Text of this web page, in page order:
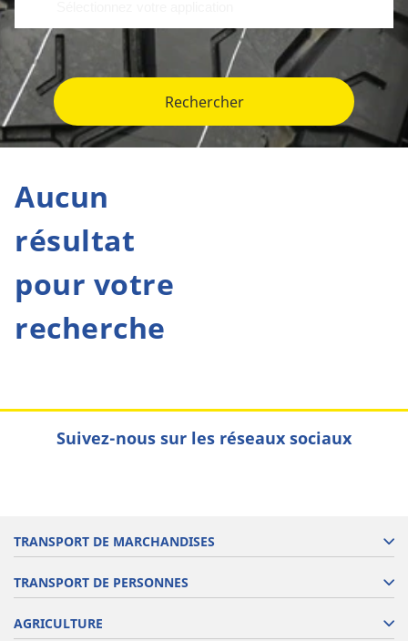
Rechercher
Aucun
résultat
pour votre
recherche
Suivez-nous sur les réseaux sociaux
TRANSPORT DE MARCHANDISES
TRANSPORT DE PERSONNES
AGRICULTURE